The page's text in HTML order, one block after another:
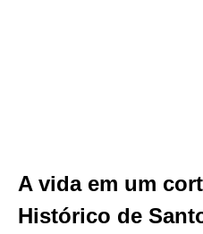
A vida em um
Histórico de